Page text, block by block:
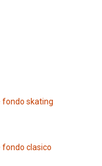
fondo skating
fondo clasico